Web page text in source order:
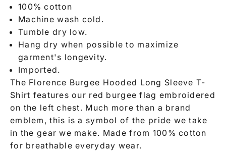
100% cotton
Machine wash cold.
Tumble dry low.
Hang dry when possible to maximize
garment's longevity.
Imported.
The Florence Burgee Hooded Long Sleeve T-
Shirt features our red burgee flag embroidered
on the left chest. Much more than a brand
emblem, this is a symbol of the pride we take
in the gear we make. Made from 100% cotton
for breathable everyday wear.